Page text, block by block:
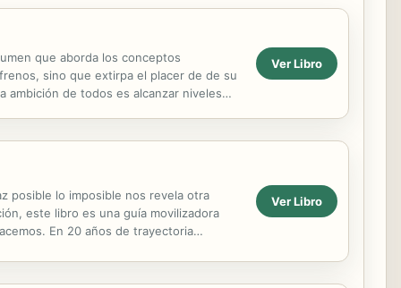
que aborda los conceptos
sino que extirpa el placer de de su
ambición de todos es alcanzar niveles
Ver Libro
posible lo imposible nos revela otra
este libro es una guía movilizadora
En 20 años de trayectoria
Ver Libro